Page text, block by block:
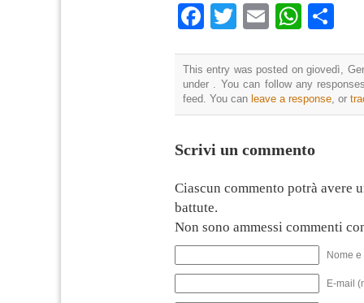
Facebook
TwitterEmail
This entry was posted on giovedì,
under . You can follow any
feed. You can leave a response , or
Scrivi un commento
Ciascun commento potrà avere
battute.
Non sono ammessi commenti
Nome
E-mail